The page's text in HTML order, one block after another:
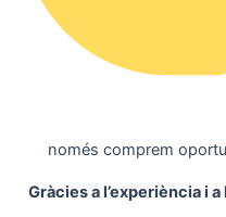
només comprem
Gràcies a l’experiència i